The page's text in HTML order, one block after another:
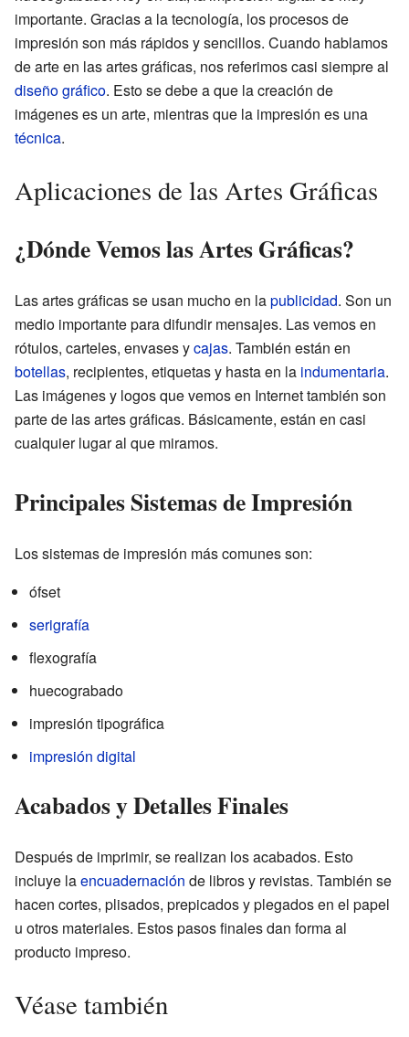
importante. Gracias a la tecnología, los procesos de
impresión son más rápidos y sencillos. Cuando hablamos
de arte en las artes gráficas, nos referimos casi siempre al
diseño gráfico. Esto se debe a que la creación de
imágenes es un arte, mientras que la impresión es una
técnica.
Aplicaciones de las Artes Gráficas
¿Dónde Vemos las Artes Gráficas?
Las artes gráficas se usan mucho en lapublicidad. Son un
medio importante para difundir mensajes. Las vemos en
rótulos, carteles, envases ycajas. También están en
botellas, recipientes, etiquetas y hasta en la indumentaria.
Las imágenes y logos que vemos en Internet también son
parte de las artes gráficas. Básicamente, están en casi
cualquier lugar al que miramos.
Principales Sistemas de Impresión
Los sistemas de impresión más comunes son:
ófset
serigrafía
flexografía
huecograbado
impresión tipográfica
impresión digital
Acabados y Detalles Finales
Después de imprimir, se realizan los acabados. Esto
incluye laencuadernación de libros y revistas. También se
hacen cortes, plisados, prepicados y plegados en el papel
u otros materiales. Estos pasos finales dan forma al
producto impreso.
Véase también